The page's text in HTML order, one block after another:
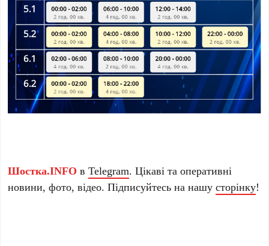
Шостка.INFO вTelegram. Цікаві та оперативні
новини, фото, відео. Підписуйтесь на нашусторінку!